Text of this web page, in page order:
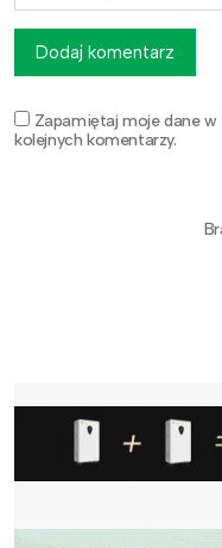
Zapamiętaj moje dane
kolejnych komentarzy.
Dodaj komentarz